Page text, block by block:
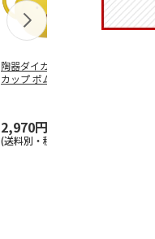
陶器ダイカットマグ
カップ ポムポムプ
2,970円
(送料別・税込)